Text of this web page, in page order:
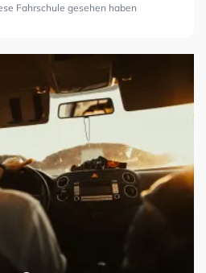
Fahrschule gesehen haben